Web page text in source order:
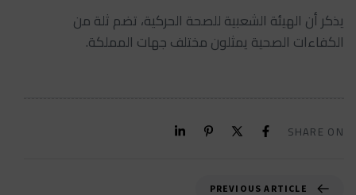
يذكر أن الهيئة الشعبية للصحة الحركية، تضم ثلة من
الكفاءات الصحية يمثلون مختلف جهات المملكة.
SHARE ON
PREVIOUS ARTICLE